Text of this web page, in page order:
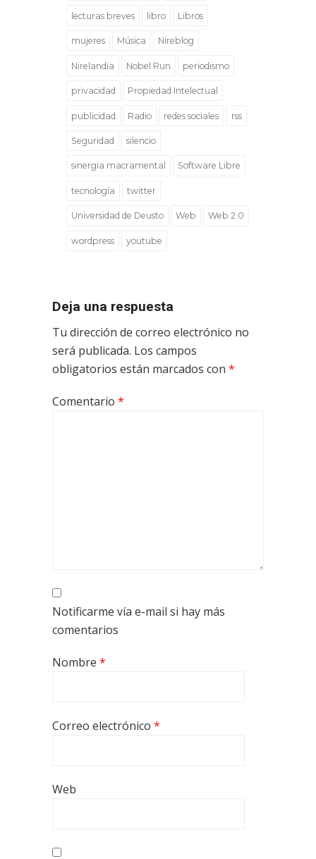
lecturas breves libro Libros
mujeres Música Nireblog
Nirelandia Nobel Run periodismo
privacidad Propiedad Intelectual
publicidad Radio redes sociales rss
Seguridad silencio
sinergia macramental Software Libre
tecnología twitter
Universidad de Deusto Web Web 2.0
wordpress youtube
Deja una respuesta
Tu dirección de correo electrónico no
será publicada. Los campos
obligatorios están marcados con *
Comentario *
Notificarme vía e-mail si hay más
comentarios
Nombre *
Correo electrónico *
Web